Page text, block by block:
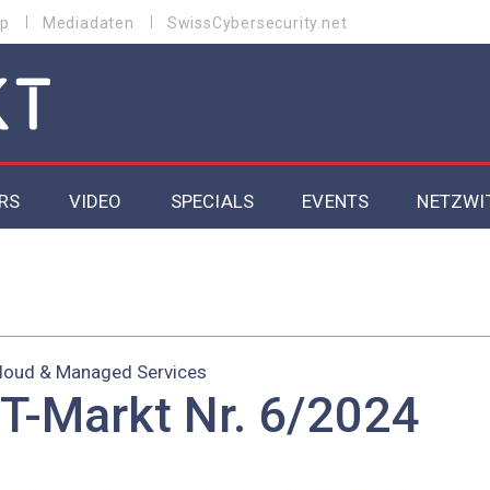
Mediadaten SwissCybersecurity.net
VIDEO SPECIALS
Cloud & Managed Services 2026
Artificial Intelligence 2025
EVENTS
& Managed Services
Markt Nr. 6/2024